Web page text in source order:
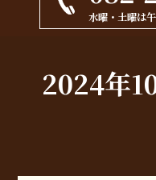
水曜・土曜は
2024年